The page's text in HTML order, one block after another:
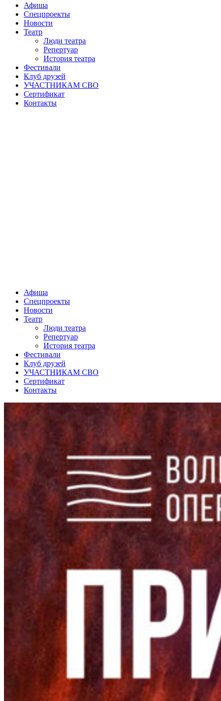
Афиша
Спецпроекты
Новости
Театр
Люди театра
Репертуар
История театра
Фестивали
Клуб друзей
УЧАСТНИКАМ СВО
Сертификат
Контакты
Афиша
Спецпроекты
Новости
Театр
Люди театра
Репертуар
История театра
Фестивали
Клуб друзей
УЧАСТНИКАМ СВО
Сертификат
Контакты